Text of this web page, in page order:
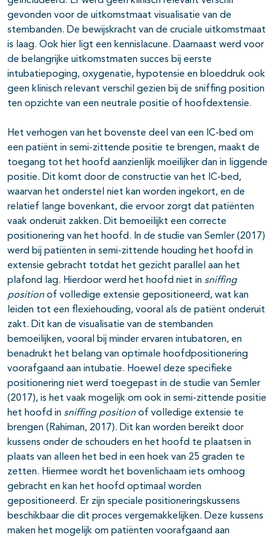
gevonden voor de uitkomstmaat visualisatie van de
stembanden. De bewijskracht van de cruciale uitkomstmaat
is laag. Ook hier ligt een kennislacune. Daarnaast werd voor
de belangrijke uitkomstmaten succes bij eerste
intubatiepoging, oxygenatie, hypotensie en bloeddruk ook
geen klinisch relevant verschil gezien bij de sniffing position
ten opzichte van een neutrale positie of hoofdextensie.
Het verhogen van het bovenste deel van een IC-bed om
een patiënt in semi-zittende positie te brengen, maakt de
toegang tot het hoofd aanzienlijk moeilijker dan in liggende
positie. Dit komt door de constructie van het IC-bed,
waarvan het onderstel niet kan worden ingekort, en de
relatief lange bovenkant, die ervoor zorgt dat patiënten
vaak onderuit zakken. Dit bemoeilijkt een correcte
positionering van het hoofd. In de studie van Semler (2017)
werd bij patiënten in semi-zittende houding het hoofd in
extensie gebracht totdat het gezicht parallel aan het
plafond lag. Hierdoor werd het hoofd niet in sniffing
position of volledige extensie gepositioneerd, wat kan
leiden tot een flexiehouding, vooral als de patiënt onderuit
zakt. Dit kan de visualisatie van de stembanden
bemoeilijken, vooral bij minder ervaren intubatoren, en
benadrukt het belang van optimale hoofdpositionering
voorafgaand aan intubatie. Hoewel deze specifieke
positionering niet werd toegepast in de studie van Semler
(2017), is het vaak mogelijk om ook in semi-zittende positie
het hoofd in sniffing position of volledige extensie te
brengen (Rahiman, 2017). Dit kan worden bereikt door
kussens onder de schouders en het hoofd te plaatsen in
plaats van alleen het bed in een hoek van 25 graden te
zetten. Hiermee wordt het bovenlichaam iets omhoog
gebracht en kan het hoofd optimaal worden
gepositioneerd. Er zijn speciale positioneringskussens
beschikbaar die dit proces vergemakkelijken. Deze kussens
maken het mogelijk om patiënten voorafgaand aan